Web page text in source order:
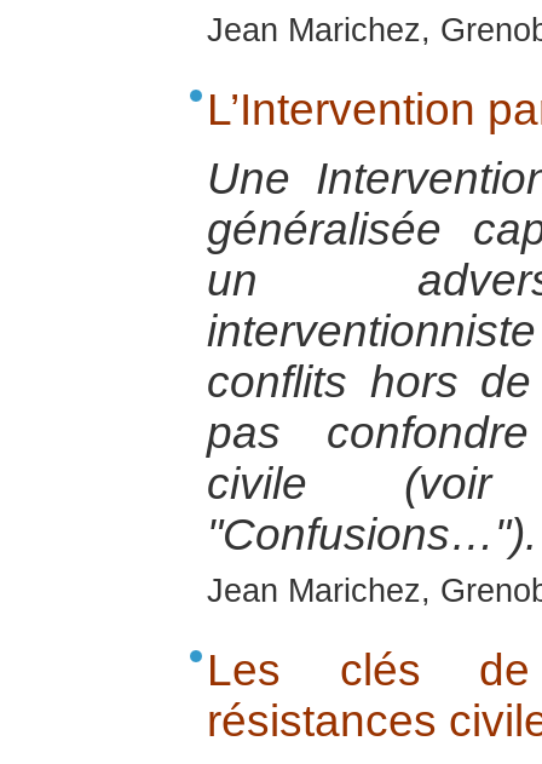
Jean Marichez,
L’Intervention
Une
généralisée
un
conflits hors
pas
civile (voir
"Confusions…").
Jean Marichez,
Les clés
résistances